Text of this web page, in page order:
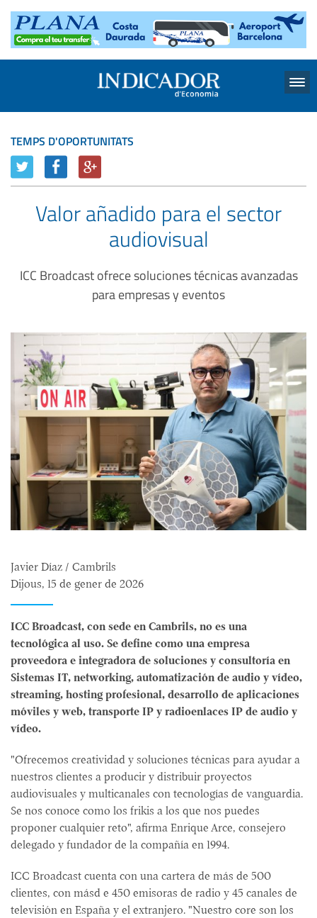
TEMPS D'OPORTUNITATS
Valor añadido para el sector
audiovisual
ICC Broadcast ofrece soluciones técnicas avanzadas
para empresas y eventos
Javier Díaz / Cambrils
Dijous, 15 de gener de 2026
ICC Broadcast, con sede en Cambrils, no es una
tecnológica al uso. Se define como una empresa
proveedora e integradora de soluciones y consultoría en
Sistemas IT, networking, automatización de audio y vídeo,
streaming, hosting profesional, desarrollo de aplicaciones
móviles y web, transporte IP y radioenlaces IP de audio y
vídeo.
"Ofrecemos creatividad y soluciones técnicas para ayudar a
nuestros clientes a producir y distribuir proyectos
audiovisuales y multicanales con tecnologías de vanguardia.
Se nos conoce como los frikis a los que nos puedes
proponer cualquier reto", afirma Enrique Arce, consejero
delegado y fundador de la compañía en 1994.
ICC Broadcast cuenta con una cartera de más de 500
clientes, con másd e 450 emisoras de radio y 45 canales de
televisión en España y el extranjero. "Nuestro core son los